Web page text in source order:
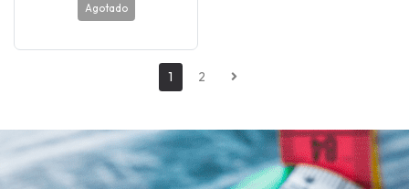
Agotado
1 2